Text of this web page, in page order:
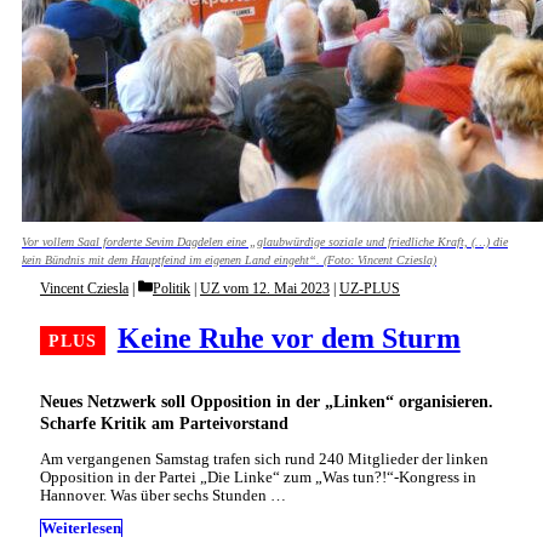
Vor vollem Saal forderte Sevim Dagdelen eine „glaubwürdige soziale und friedliche Kraft, (…) die
kein Bündnis mit dem Hauptfeind im eigenen Land eingeht“. (Foto: Vincent Cziesla)
Neues Netzwerk soll Opposition in der „Linken“ organisieren.
Scharfe Kritik am Parteivorstand
Keine Ruhe vor dem Sturm
Vincent Cziesla Categories
Politik UZ vom 12. Mai 2023 UZ-PLUS
Am vergangenen Samstag trafen sich rund 240 Mitglieder der linken
Opposition in der Partei „Die Linke“ zum „Was tun?!“-Kongress in
Hannover. Was über sechs Stunden …
Weiterlesen